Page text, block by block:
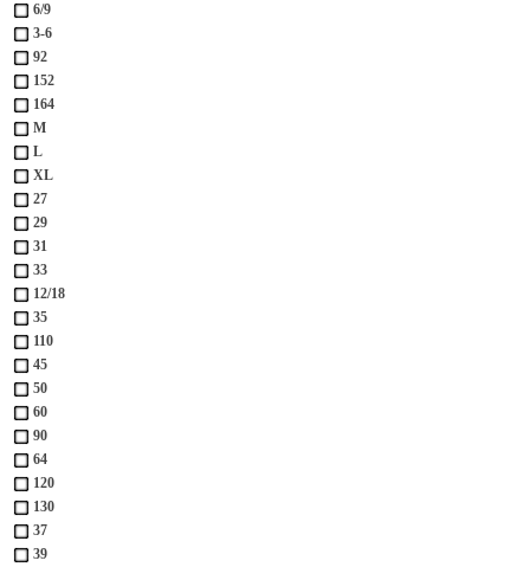
6/9
3-6
92
152
164
M
L
XL
27
29
31
33
12/18
35
110
45
50
60
90
64
120
130
37
39